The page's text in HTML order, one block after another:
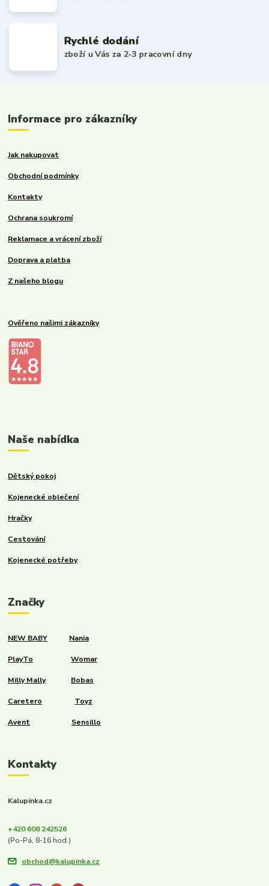
Rychlé dodání
zboží u Vás za 2-3 pracovní dny
Informace pro zákazníky
Jak nakupovat
Obchodní podmínky
Kontakty
Ochrana soukromí
Reklamace a vrácení zboží
Doprava a platba
Z našeho blogu
Ověřeno našimi zákazníky
Naše nabídka
Dětský pokoj
Kojenecké oblečení
Hračky
Cestování
Kojenecké potřeby
Značky
NEW BABY Nania
PlayTo Womar
Milly Mally Bobas
Caretero Toyz
Avent Sensillo
Kontakty
Kalupinka.cz
+420 608 242526
(Po-Pá, 8-16 hod.)
obchod@kalupinka.cz